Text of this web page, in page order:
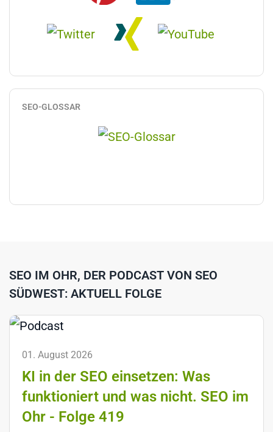
SEO-GLOSSAR
SEO IM OHR, DER PODCAST VON SEO
SÜDWEST: AKTUELL FOLGE
01. August 2026
KI in der SEO einsetzen: Was
funktioniert und was nicht. SEO im
Ohr - Folge 419